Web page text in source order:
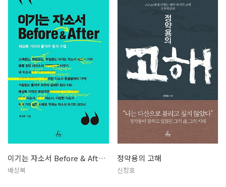
이기는 자소서 Before & Aft…
배상복
정약용의 고해
신창호